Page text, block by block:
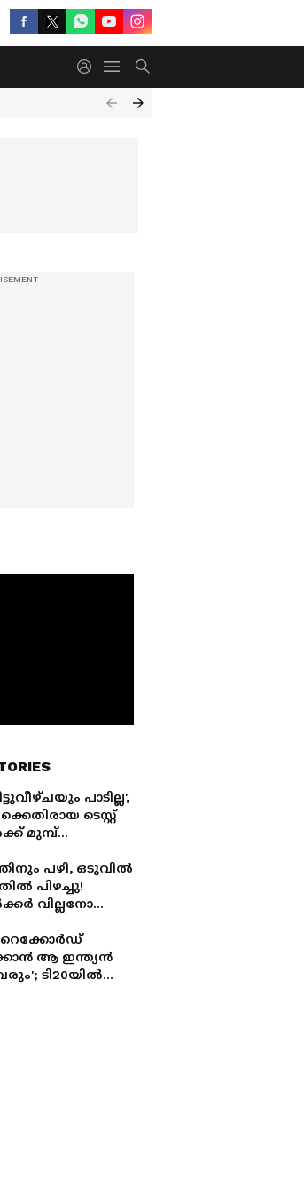
പാടില്ല',
ടെസ്റ്റ്
മുമ്പ്
ഗൗതം
പഴി, ഒടുവില്‍
പിഴച്ചു!
വില്ലനോ
റെക്കോർഡ്
ആ ഇന്ത്യൻ
ടി20യിൽ